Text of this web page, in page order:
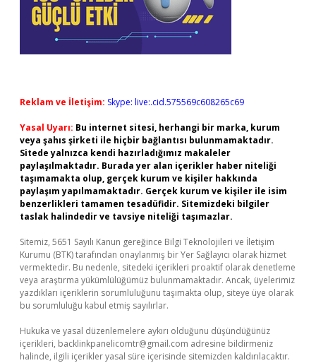
Reklam ve İletişim: Skype: live:.cid.575569c608265c69
Yasal Uyarı: Bu internet sitesi, herhangi bir marka, kurum
veya şahıs şirketi ile hiçbir bağlantısı bulunmamaktadır.
Sitede yalnızca kendi hazırladığımız makaleler
paylaşılmaktadır. Burada yer alan içerikler haber niteliği
taşımamakta olup, gerçek kurum ve kişiler hakkında
paylaşım yapılmamaktadır. Gerçek kurum ve kişiler ile isim
benzerlikleri tamamen tesadüfidir. Sitemizdeki bilgiler
taslak halindedir ve tavsiye niteliği taşımazlar.
Sitemiz, 5651 Sayılı Kanun gereğince Bilgi Teknolojileri ve İletişim
Kurumu (BTK) tarafından onaylanmış bir Yer Sağlayıcı olarak hizmet
vermektedir. Bu nedenle, sitedeki içerikleri proaktif olarak denetleme
veya araştırma yükümlülüğümüz bulunmamaktadır. Ancak, üyelerimiz
yazdıkları içeriklerin sorumluluğunu taşımakta olup, siteye üye olarak
bu sorumluluğu kabul etmiş sayılırlar.
Hukuka ve yasal düzenlemelere aykırı olduğunu düşündüğünüz
içerikleri, backlinkpanelicomtr@gmail.com adresine bildirmeniz
halinde, ilgili içerikler yasal süre içerisinde sitemizden kaldırılacaktır.